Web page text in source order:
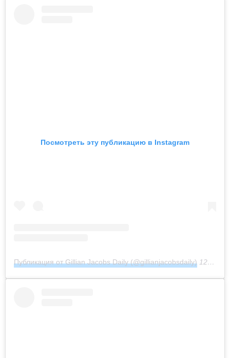
Посмотреть эту публикацию в Instagram
Публикация от Gillian Jacobs Daily (@gillianjacobsdaily) 12 Фев 2019 в 5:57 PST